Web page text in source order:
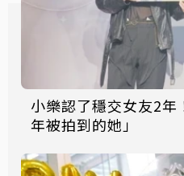
小樂認了穩交女友2
年被拍到的她」